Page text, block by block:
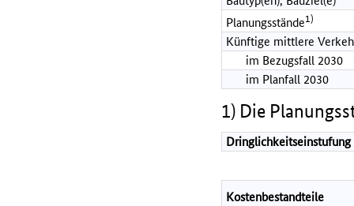
Planungsstände1)
Künftige mittlere
im Bezugsfall 2030
im Planfall 2030
1) Die
Dringlichkeitseinstufung
Kostenbestandteile